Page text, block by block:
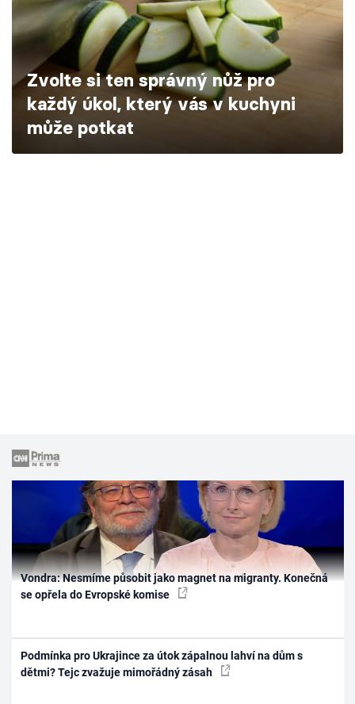
Škola vaření
Recepty z TV
Speciál: Cuketa
Těhotnej kuchař
Zvolte si ten správný nůž pro
každý úkol, který vás v kuchyni
může potkat
Vondra: Nesmíme působit jako magnet na migranty. Konečná
se opřela do Evropské komise
Podmínka pro Ukrajince za útok zápalnou lahví na dům s
dětmi? Tejc zvažuje mimořádný zásah